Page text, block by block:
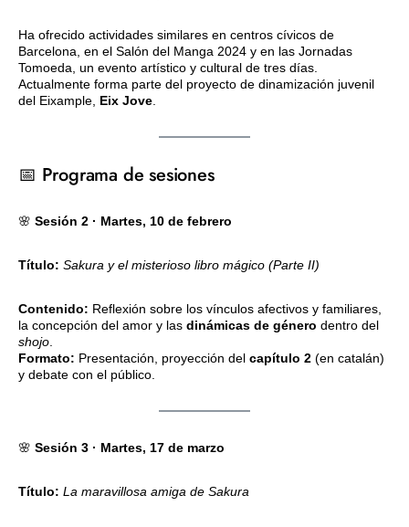
Ha ofrecido actividades similares en centros cívicos de
Barcelona, en el Salón del Manga 2024 y en las Jornadas
Tomoeda, un evento artístico y cultural de tres días.
Actualmente forma parte del proyecto de dinamización juvenil
del Eixample, Eix Jove.
📅 Programa de sesiones
🌸 Sesión 2 · Martes, 10 de febrero
Título: Sakura y el misterioso libro mágico (Parte II)
Contenido: Reflexión sobre los vínculos afectivos y familiares,
la concepción del amor y las dinámicas de género dentro del
shojo.
Formato: Presentación, proyección del capítulo 2 (en catalán)
y debate con el público.
🌸 Sesión 3 · Martes, 17 de marzo
Título: La maravillosa amiga de Sakura